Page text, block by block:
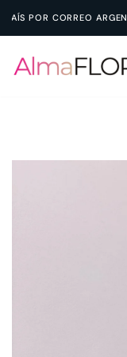
al
CORREO ARGENTINO •